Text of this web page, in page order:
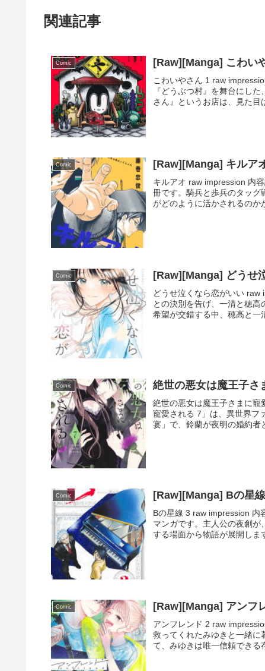
関連記事
Comic [Raw][Manga] こわい
こわいやさん 1 raw
『どうぶつ村』を舞台にし
さん』というお店は、見た目
Comic [Raw][Manga] キルア
キルアオ raw impression 内
冊です。騎兵と歩兵のタッ
がどのように活かされるのか
Comic [Raw][Manga] どうせ
どうせ泣くなら恋がいい
との決別を告げ、一清と穂
希望が交錯する中、穂高と一
Comic 絶世の悪女は魔王子さ
絶世の悪女は魔王子さまに
寵愛される 7」は、異世界フ
宴」で、鈴蘭が夜明の婚約者
Comic [Raw][Manga] Bの星
Bの星線 3 raw impression 内
マンガです。主人公の夜創
する場面から物語が展開しま
Comic [Raw][Manga] アンフ
アンフレンド 2 raw
救ってくれたみゆきと一緒に
て、みゆきは唯一信頼できる